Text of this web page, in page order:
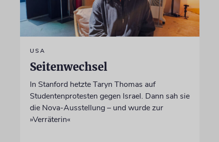
USA
Seitenwechsel
In Stanford hetzte Taryn Thomas auf
Studentenprotesten gegen Israel. Dann sah sie
die Nova-Ausstellung – und wurde zur
»Verräterin«